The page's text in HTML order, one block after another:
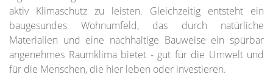
aktiv Klimaschutz zu leisten. Gleichzeitig entsteht ein
baugesundes Wohnumfeld, das durch natürliche
Materialien und eine nachhaltige Bauweise ein spürbar
angenehmes Raumklima bietet - gut für die Umwelt und
für die Menschen, die hier leben oder investieren.